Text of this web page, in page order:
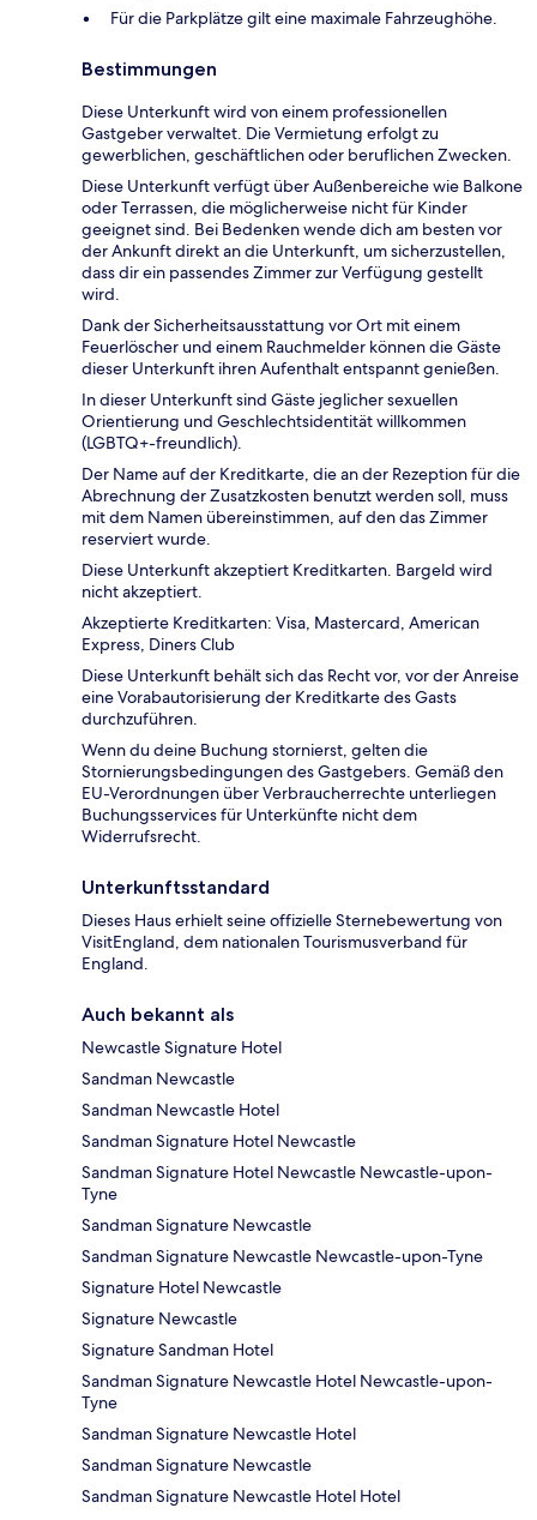
Für die Parkplätze gilt eine maximale Fahrzeughöhe.
Bestimmungen
Diese Unterkunft wird von einem professionellen
Gastgeber verwaltet. Die Vermietung erfolgt zu
gewerblichen, geschäftlichen oder beruflichen Zwecken.
Diese Unterkunft verfügt über Außenbereiche wie Balkone
oder Terrassen, die möglicherweise nicht für Kinder
geeignet sind. Bei Bedenken wende dich am besten vor
der Ankunft direkt an die Unterkunft, um sicherzustellen,
dass dir ein passendes Zimmer zur Verfügung gestellt
wird.
Dank der Sicherheitsausstattung vor Ort mit einem
Feuerlöscher und einem Rauchmelder können die Gäste
dieser Unterkunft ihren Aufenthalt entspannt genießen.
In dieser Unterkunft sind Gäste jeglicher sexuellen
Orientierung und Geschlechtsidentität willkommen
(LGBTQ+-freundlich).
Der Name auf der Kreditkarte, die an der Rezeption für die
Abrechnung der Zusatzkosten benutzt werden soll, muss
mit dem Namen übereinstimmen, auf den das Zimmer
reserviert wurde.
Diese Unterkunft akzeptiert Kreditkarten. Bargeld wird
nicht akzeptiert.
Akzeptierte Kreditkarten: Visa, Mastercard, American
Express, Diners Club
Diese Unterkunft behält sich das Recht vor, vor der Anreise
eine Vorabautorisierung der Kreditkarte des Gasts
durchzuführen.
Wenn du deine Buchung stornierst, gelten die
Stornierungsbedingungen des Gastgebers. Gemäß den
EU-Verordnungen über Verbraucherrechte unterliegen
Buchungsservices für Unterkünfte nicht dem
Widerrufsrecht.
Unterkunftsstandard
Dieses Haus erhielt seine offizielle Sternebewertung von
VisitEngland, dem nationalen Tourismusverband für
England.
Auch bekannt als
Newcastle Signature Hotel
Sandman Newcastle
Sandman Newcastle Hotel
Sandman Signature Hotel Newcastle
Sandman Signature Hotel Newcastle Newcastle-upon-
Tyne
Sandman Signature Newcastle
Sandman Signature Newcastle Newcastle-upon-Tyne
Signature Hotel Newcastle
Signature Newcastle
Signature Sandman Hotel
Sandman Signature Newcastle Hotel Newcastle-upon-
Tyne
Sandman Signature Newcastle Hotel
Sandman Signature Newcastle
Sandman Signature Newcastle Hotel Hotel